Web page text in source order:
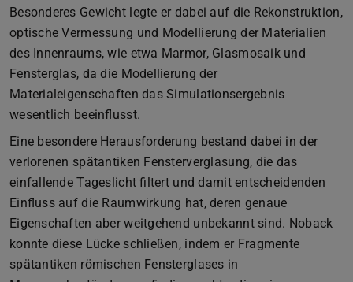
Besonderes Gewicht legte er dabei auf die Rekonstruktion,
optische Vermessung und Modellierung der Materialien
des Innenraums, wie etwa Marmor, Glasmosaik und
Fensterglas, da die Modellierung der
Materialeigenschaften das Simulationsergebnis
wesentlich beeinflusst.
Eine besondere Herausforderung bestand dabei in der
verlorenen spätantiken Fensterverglasung, die das
einfallende Tageslicht filtert und damit entscheidenden
Einfluss auf die Raumwirkung hat, deren genaue
Eigenschaften aber weitgehend unbekannt sind. Noback
konnte diese Lücke schließen, indem er Fragmente
spätantiken römischen Fensterglases in